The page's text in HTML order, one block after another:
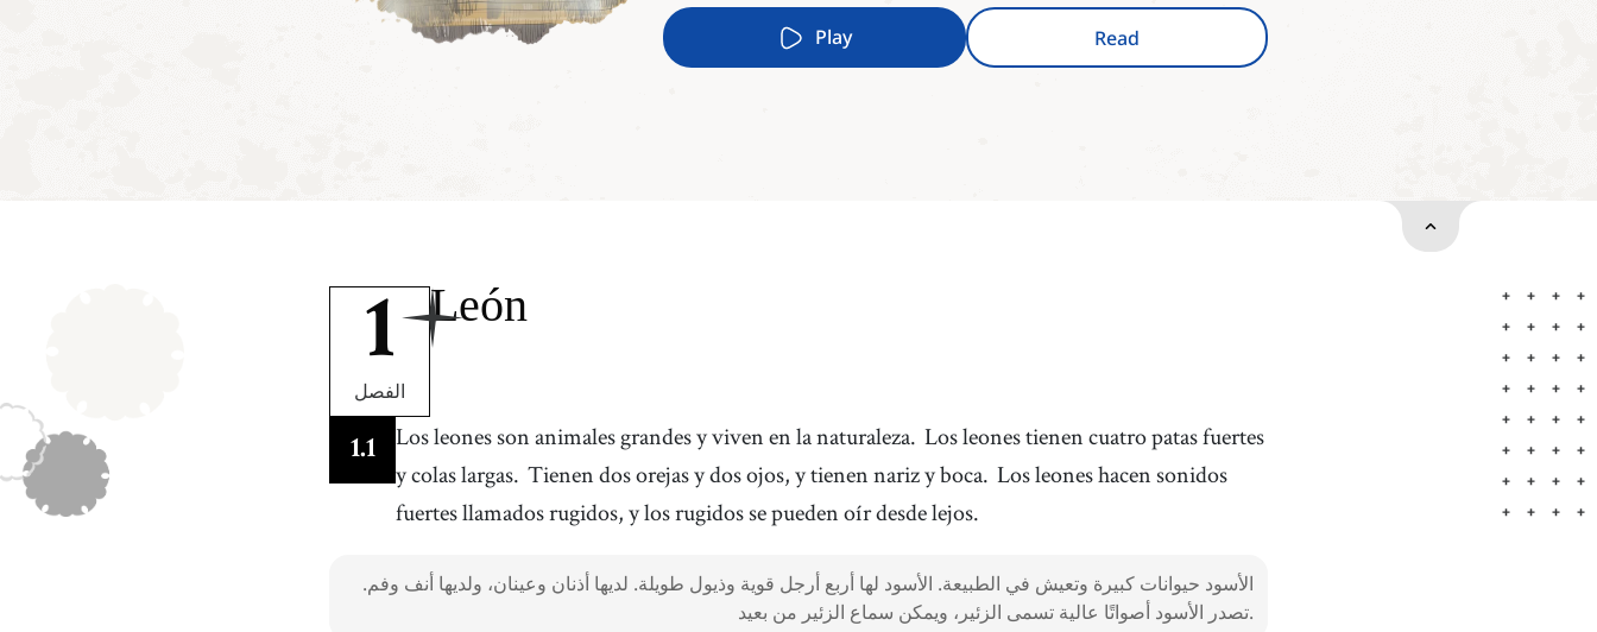
Play Read
1
الفصل
León
1.1 Los leones son animales grandes y viven en la naturaleza. Los leones tienen cuatro patas fuertes
y colas largas. Tienen dos orejas y dos ojos, y tienen nariz y boca. Los leones hacen sonidos
fuertes llamados rugidos, y los rugidos se pueden oír desde lejos.
الأسود حيوانات كبيرة وتعيش في الطبيعة. الأسود لها أربع أرجل قوية وذيول طويلة. لديها أذنان وعينان، ولديها أنف وفم.
تصدر الأسود أصواتًا عالية تسمى الزئير، ويمكن سماع الزئير من بعيد.